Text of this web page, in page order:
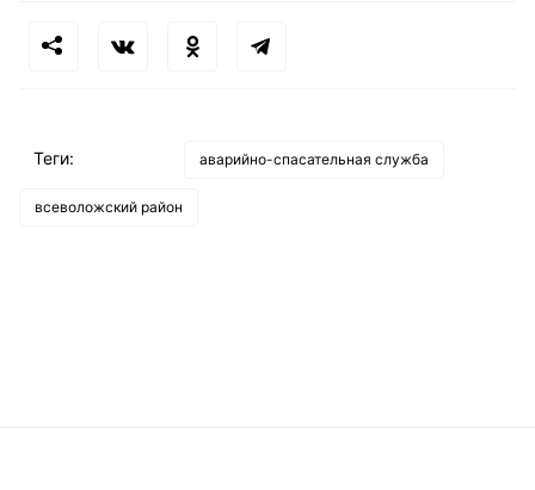
Теги: аварийно-спасательная служба
всеволожский район